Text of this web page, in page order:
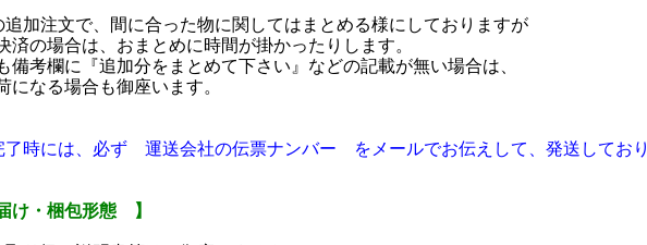
追加注文で、間に合った物に関してはまとめる様にしておりますが
済の場合は、おまとめに時間が掛かったりします。
備考欄に『追加分をまとめて下さい』などの記載が無い場合は、
になる場合も御座います。
了時には、必ず 運送会社の伝票ナンバー をメールでお伝えして、発送しており
け・梱包形態 】